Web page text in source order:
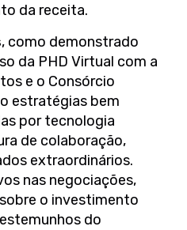
da receita.
, como demonstrado
da PHD Virtual com a
e o Consórcio
estratégias bem
por tecnologia
de colaboração,
extraordinários.
nas negociações,
o investimento
do